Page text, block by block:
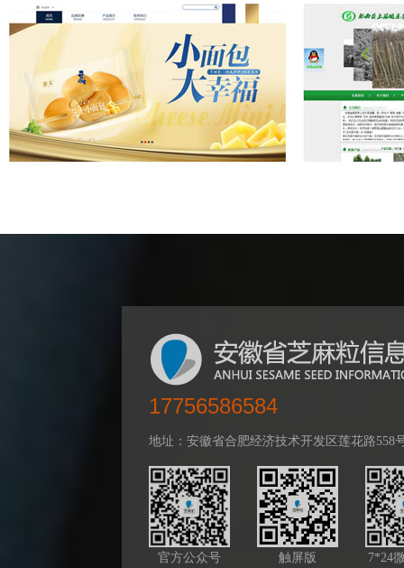
17756586584
地址：安徽省合肥经济技术开发区莲花路558
官方公众号 触屏版 7*24